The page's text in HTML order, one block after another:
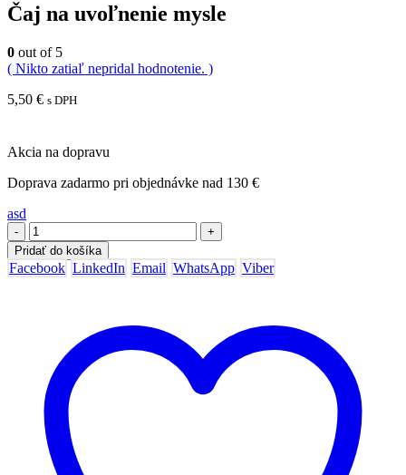
Čaj na uvoľnenie mysle
0 out of 5
( Nikto zatiaľ nepridal hodnotenie. )
5,50 € s DPH
Akcia na dopravu
Doprava zadarmo pri objednávke nad 130 €
asd
-
+
Pridať do košíka
Facebook LinkedIn Email WhatsApp Viber